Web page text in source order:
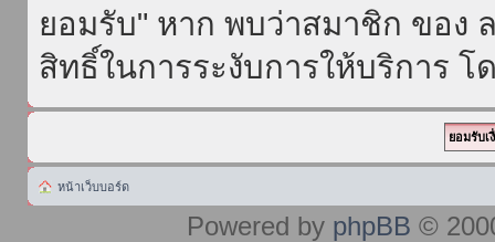
ยอมรับ" หาก พบว่าสมาชิก ของ
สิทธิ์ในการระงับการให้บริการ
หน้าเว็บบอร์ด
Powered by phpBB ©